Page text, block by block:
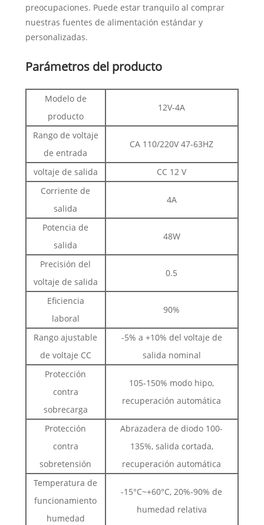
preocupaciones. Puede estar tranquilo al comprar
nuestras fuentes de alimentación estándar y
personalizadas.
Parámetros del producto
Modelo de
producto
12V-4A
Rango de voltaje
de entrada
CA 110/220V 47-63HZ
voltaje de salida
CC 12 V
Corriente de
salida
4A
Potencia de
salida
48W
Precisión del
voltaje de salida
0.5
Eficiencia
laboral
90%
Rango ajustable
de voltaje CC
-5% a +10% del voltaje de
salida nominal
Protección
contra
sobrecarga
105-150% modo hipo,
recuperación automática
Protección
contra
sobretensión
Abrazadera de diodo 100-
135%, salida cortada,
recuperación automática
Temperatura de
funcionamiento
humedad
-15°C~+60°C, 20%-90% de
humedad relativa